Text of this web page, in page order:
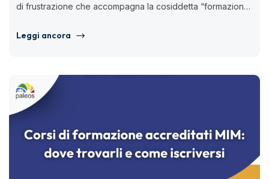
di frustrazione che accompagna la cosiddetta “formazione
Leggi ancora